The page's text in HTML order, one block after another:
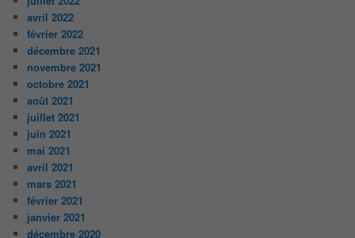
avril 2022
février 2022
décembre 2021
novembre 2021
octobre 2021
août 2021
juillet 2021
juin 2021
mai 2021
avril 2021
mars 2021
février 2021
janvier 2021
décembre 2020